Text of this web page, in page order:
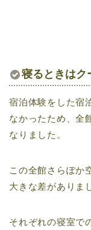
寝るときはク
宿泊体験をした宿
なかったため、全
なりました。
この全館さらぽか
大きな差がありま
それぞれの寝室で